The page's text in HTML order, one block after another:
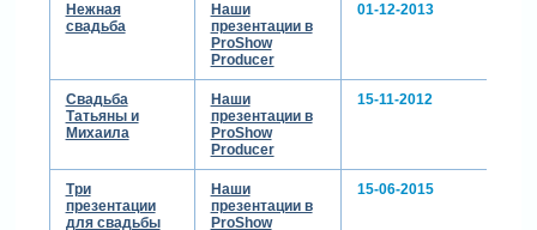
Нежная
свадьба
Наши
презентации в
ProShow
Producer
01-12-2013
Свадьба
Татьяны и
Михаила
Наши
презентации в
ProShow
Producer
15-11-2012
Три
презентации
для свадьбы
Наши
презентации в
ProShow
15-06-2015